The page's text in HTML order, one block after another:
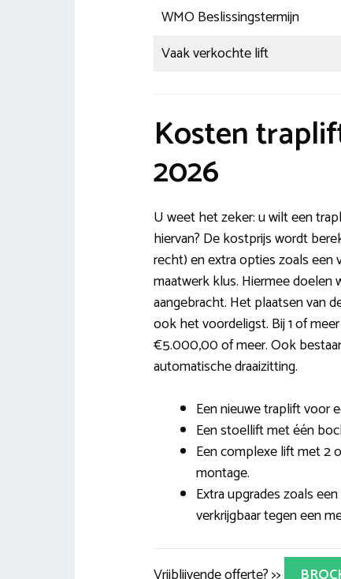
WMO Beslissingstermijn
Vaak verkochte lift
Kosten
2026
U weet het zeker: u wilt een
hiervan? De kostprijs wordt
recht) en extra opties zoals een
maatwerk klus. Hiermee
aangebracht. Het plaatsen van
ook het voordeligst. Bij 1 of
€5.000,00 of meer. Ook
automatische draaizitting.
Een nieuwe traplift voor
Een stoellift met één
Een complexe lift met 2
montage.
Extra upgrades zoals
verkrijgbaar tegen een